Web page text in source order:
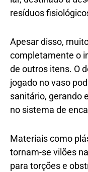
resíduos
Apesar disso,
completamente o
de outros itens. O
jogado no vaso
sanitário, gerando
no sistema de
Materiais como
tornam-se vilões
para torções e